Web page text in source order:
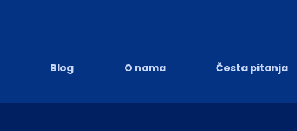
Blog O nama Česta pitanja